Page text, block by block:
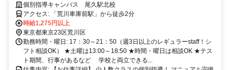
からOK♪スーツ不要＆保護者対応なし！中学レベルの数学・英語ができ
ればOK
個別指導キャンパス 尾久駅北校
アクセス: 「荒川車庫前駅」から徒歩2分
時給1,275円以上
東京都東京23区荒川区
勤務時間・曜日: 17：30～21：50（週3日以上のレギュラーstaff！シ
フト相談OK） ★土曜は13:00～18:50 ★時間・曜日は相談OK ★テス
ト期間、行事があるなど 学校と両立できる...